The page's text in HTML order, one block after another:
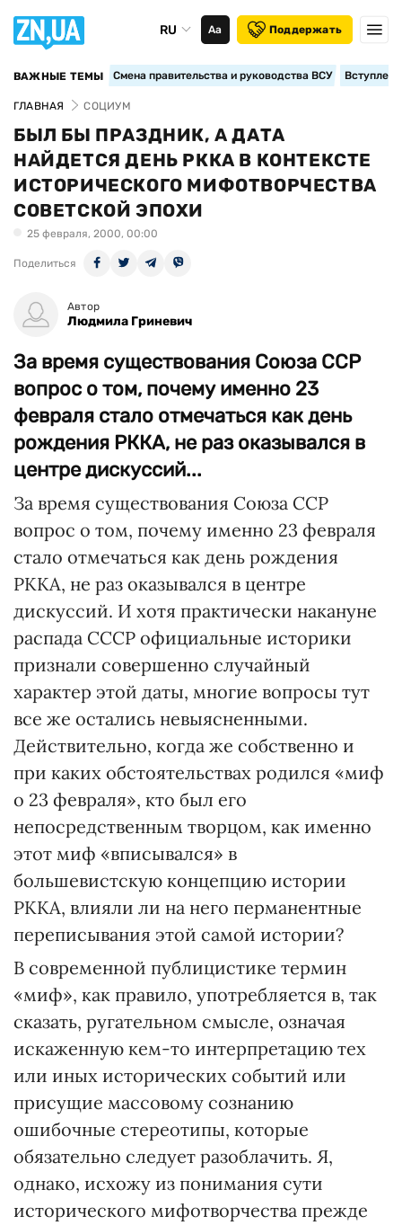
RU Аа Поддержать
ВАЖНЫЕ ТЕМЫ Смена правительства и руководства ВСУ
ГЛАВНАЯ СОЦИУМ
БЫЛ БЫ ПРАЗДНИК, А ДАТА
НАЙДЕТСЯ ДЕНЬ РККА В КОНТЕКСТЕ
ИСТОРИЧЕСКОГО МИФОТВОРЧЕСТВА
СОВЕТСКОЙ ЭПОХИ
25 февраля, 2000, 00:00
Поделиться
Автор
Людмила Гриневич
За время существования Союза ССР
вопрос о том, почему именно 23
февраля стало отмечаться как день
рождения РККА, не раз оказывался в
центре дискуссий...
За время существования Союза ССР
вопрос о том, почему именно 23 февраля
стало отмечаться как день рождения
РККА, не раз оказывался в центре
дискуссий. И хотя практически накануне
распада СССР официальные историки
признали совершенно случайный
характер этой даты, многие вопросы тут
все же остались невыясненными.
Действительно, когда же собственно и
при каких обстоятельствах родился «миф
о 23 февраля», кто был его
непосредственным творцом, как именно
этот миф «вписывался» в
большевистскую концепцию истории
РККА, влияли ли на него перманентные
переписывания этой самой истории?
В современной публицистике термин
«миф», как правило, употребляется в, так
сказать, ругательном смысле, означая
искаженную кем-то интерпретацию тех
или иных исторических событий или
присущие массовому сознанию
ошибочные стереотипы, которые
обязательно следует разоблачить. Я,
однако, исхожу из понимания сути
исторического мифотворчества прежде